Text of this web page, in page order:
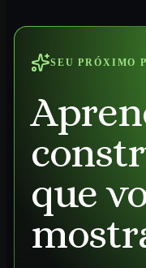
SEU PRÓXIMO
que